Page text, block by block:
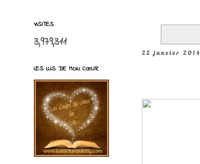
22 janvier 2014
VISITES
3,979,311
LES LUS DE MON CŒUR